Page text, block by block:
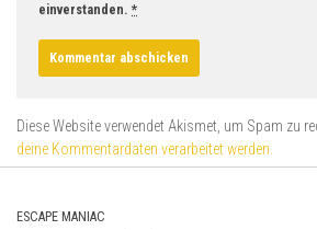
einverstanden. *
Diese Website verwendet Akismet, um Spam zu
deine Kommentardaten verarbeitet werden.
ESCAPE MANIAC